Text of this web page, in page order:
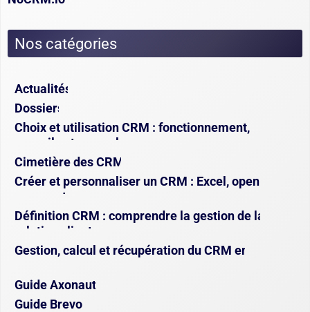
Nos catégories
Actualités
Dossiers
Choix et utilisation CRM : fonctionnement,
conseils et exemples
Cimetière des CRM
Créer et personnaliser un CRM : Excel, open
source et sur-mesure
Définition CRM : comprendre la gestion de la
relation client
Gestion, calcul et récupération du CRM en
Guide Axonaut
Guide Brevo